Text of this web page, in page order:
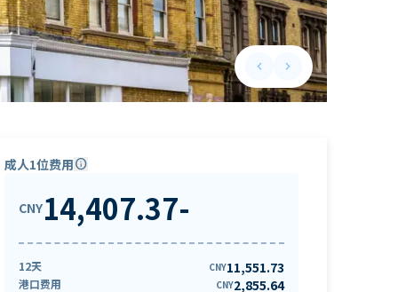
keyboard_arrow_leftPrevious slide
keyboard_arrow_rightNext slide
成人1位费用info
CNY14,407.37-
12天 CNY11,551.73
港口费用 CNY2,855.64